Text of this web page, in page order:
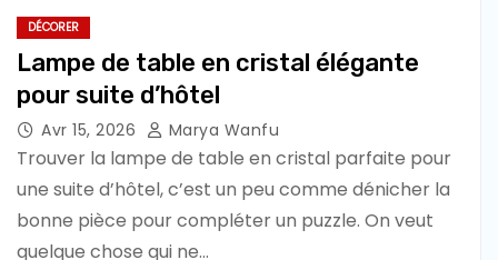
DÉCORER
Lampe de table en cristal élégante
pour suite d’hôtel
Avr 15, 2026 Marya Wanfu
Trouver la lampe de table en cristal parfaite pour
une suite d’hôtel, c’est un peu comme dénicher la
bonne pièce pour compléter un puzzle. On veut
quelque chose qui ne…